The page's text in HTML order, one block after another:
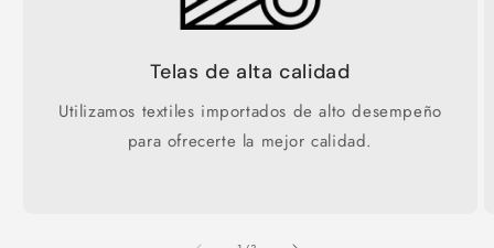
Telas de alta calidad
Utilizamos textiles importados de alto desempeño
para ofrecerte la mejor calidad.